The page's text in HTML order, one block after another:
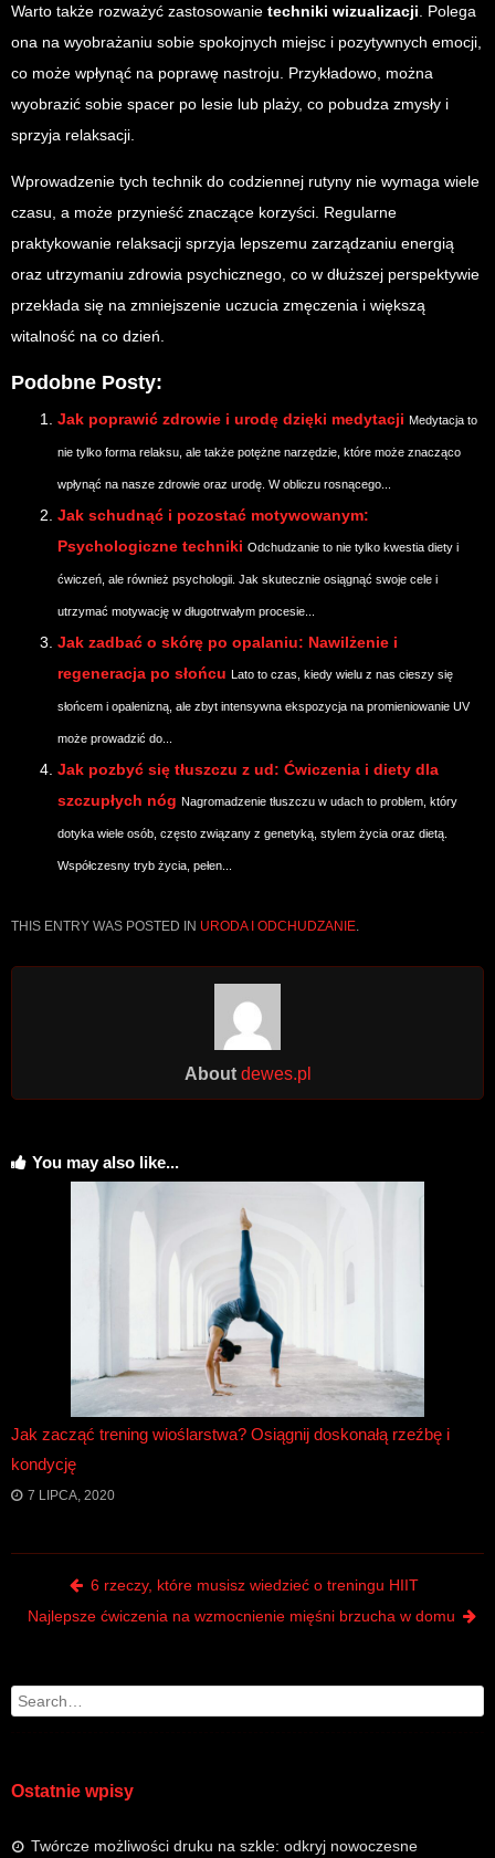
Search
Ostatnie wpisy
Twórcze możliwości druku na szkle: odkryj nowoczesne
Warto także rozważyć zastosowanie techniki wizualizacji . Polega
ona na wyobrażaniu sobie spokojnych miejsc i pozytywnych emocji,
co może wpłynąć na poprawę nastroju. Przykładowo, można
wyobrazić sobie spacer po lesie lub plaży, co pobudza zmysły i
sprzyja relaksacji.
Wprowadzenie tych technik do codziennej rutyny nie wymaga wiele
czasu, a może przynieść znaczące korzyści. Regularne
praktykowanie relaksacji sprzyja lepszemu zarządzaniu energią
oraz utrzymaniu zdrowia psychicznego, co w dłuższej perspektywie
przekłada się na zmniejszenie uczucia zmęczenia i większą
witalność na co dzień.
Podobne Posty:
Jak poprawić zdrowie i urodę dzięki medytacji Medytacja to
nie tylko forma relaksu, ale także potężne narzędzie, które może znacząco
wpłynąć na nasze zdrowie oraz urodę. W obliczu rosnącego...
Jak schudnąć i pozostać motywowanym:
Psychologiczne techniki Odchudzanie to nie tylko kwestia diety i
ćwiczeń, ale również psychologii. Jak skutecznie osiągnąć swoje cele i
utrzymać motywację w długotrwałym procesie...
Jak zadbać o skórę po opalaniu: Nawilżenie i
regeneracja po słońcu Lato to czas, kiedy wielu z nas cieszy się
słońcem i opalenizną, ale zbyt intensywna ekspozycja na promieniowanie UV
może prowadzić do...
Jak pozbyć się tłuszczu z ud: Ćwiczenia i diety dla
szczupłych nóg Nagromadzenie tłuszczu w udach to problem, który
dotyka wiele osób, często związany z genetyką, stylem życia oraz dietą.
Współczesny tryb życia, pełen...
THIS ENTRY WAS POSTED IN URODA I ODCHUDZANIE
About dewes.pl
You may also like...
Jak zacząć trening wioślarstwa? Osiągnij doskonałą rzeźbę i
kondycję
7 LIPCA, 2020
Post navigation
6 rzeczy, które musisz wiedzieć o treningu HIIT
Najlepsze ćwiczenia na wzmocnienie mięśni brzucha w domu